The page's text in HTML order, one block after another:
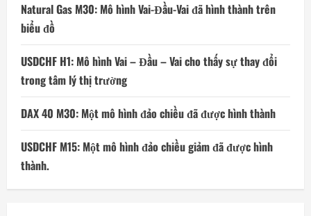
Natural Gas M30: Mô hình Vai-Đầu-Vai đã hình thành trên
biểu đồ
USDCHF H1: Mô hình Vai – Đầu – Vai cho thấy sự thay đổi
trong tâm lý thị trường
DAX 40 M30: Một mô hình đảo chiều đã được hình thành
USDCHF M15: Một mô hình đảo chiều giảm đã được hình
thành.